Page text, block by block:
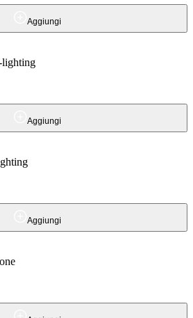
Aggiungi
lighting
Aggiungi
Aggiungi